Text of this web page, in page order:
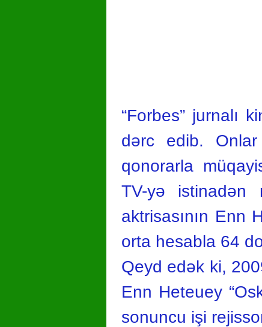
“Forbes” jurnalı
dərc edib. Onlar
qonorarla
TV-yə istinadən
aktrisasının Enn
orta hesabla 64
Qeyd edək ki,
Enn Heteuey
sonuncu işi